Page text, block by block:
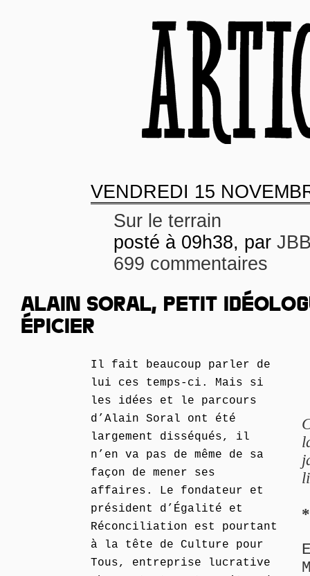
VENDREDI 15
Sur le terrain
posté à 09h38, par
699 commentaires
ALAIN SORAL, PETIT
ÉPICIER
Il fait beaucoup parler de
lui ces temps-ci. Mais si
les idées et le parcours
d’Alain Soral ont été
largement disséqués, il
n’en va pas de même de sa
façon de mener ses
affaires. Le fondateur et
président d’Égalité et
Réconciliation est pourtant
à la tête de Culture pour
Tous, entreprise lucrative